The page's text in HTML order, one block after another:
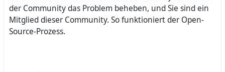
der Community das Problem beheben, und Sie sind ein
Mitglied dieser Community. So funktioniert der Open-
Source-Prozess.